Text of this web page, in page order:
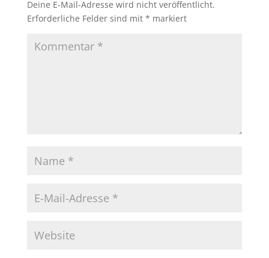
Deine E-Mail-Adresse wird nicht veröffentlicht.
Erforderliche Felder sind mit * markiert